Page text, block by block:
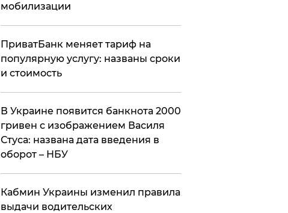
мобилизации
ПриватБанк меняет тариф на
популярную услугу: названы сроки
и стоимость
В Украине появится банкнота 2000
гривен с изображением Василя
Стуса: названа дата введения в
оборот – НБУ
Кабмин Украины изменил правила
выдачи водительских